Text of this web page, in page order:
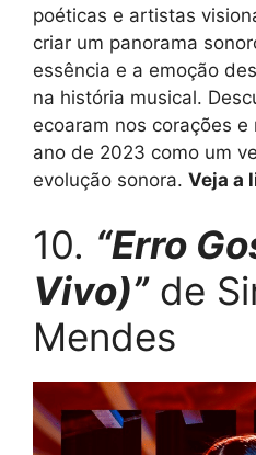
poéticas e artistas
criar um panorama
essência e a emoção
na história musical.
ecoaram nos corações
ano de 2023 como um
evolução sonora. Veja a
10. “Erro
Vivo)”de
Mendes